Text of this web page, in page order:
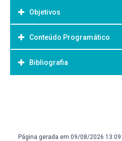
Objetivos
Objetivo Geral:
Conteúdo Programático
Bibliografia
Página gerada em 09/08/2026